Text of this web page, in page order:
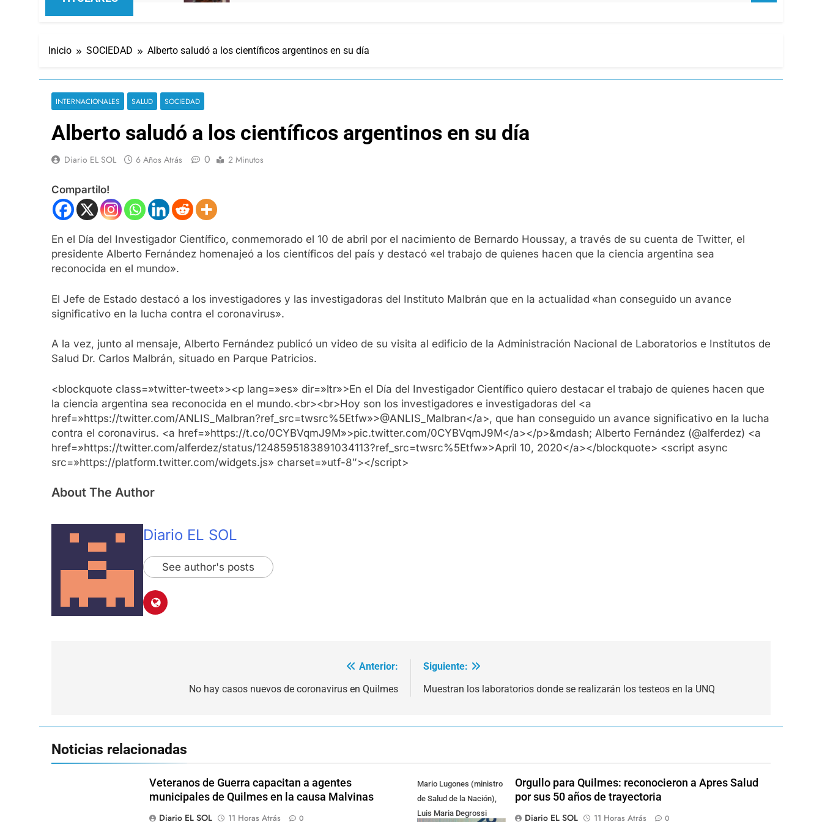
Inicio SOCIEDAD Alberto saludó a los científicos argentinos en su día
INTERNACIONALES SALUD SOCIEDAD
Alberto saludó a los científicos argentinos en su día
Diario EL SOL 6 Años Atrás 0 2 Minutos
Compartilo!
En el Día del Investigador Científico, conmemorado el 10 de abril por el nacimiento de Bernardo Houssay, a través de su cuenta de Twitter, el
presidente Alberto Fernández homenajeó a los científicos del país y destacó «el trabajo de quienes hacen que la ciencia argentina sea
reconocida en el mundo».
El Jefe de Estado destacó a los investigadores y las investigadoras del Instituto Malbrán que en la actualidad «han conseguido un avance
significativo en la lucha contra el coronavirus».
A la vez, junto al mensaje, Alberto Fernández publicó un video de su visita al edificio de la Administración Nacional de Laboratorios e Institutos de
Salud Dr. Carlos Malbrán, situado en Parque Patricios.
<blockquote class=»twitter-tweet»><p lang=»es» dir=»ltr»>En el Día del Investigador Científico quiero destacar el trabajo de quienes hacen que
la ciencia argentina sea reconocida en el mundo.<br><br>Hoy son los investigadores e investigadoras del <a
href=»https://twitter.com/ANLIS_Malbran?ref_src=twsrc%5Etfw»>@ANLIS_Malbran</a>, que han conseguido un avance significativo en la lucha
contra el coronavirus. <a href=»https://t.co/0CYBVqmJ9M»>pic.twitter.com/0CYBVqmJ9M</a></p>&mdash; Alberto Fernández (@alferdez) <a
href=»https://twitter.com/alferdez/status/1248595183891034113?ref_src=twsrc%5Etfw»>April 10, 2020</a></blockquote> <script async
src=»https://platform.twitter.com/widgets.js» charset=»utf-8″></script>
About The Author
Diario EL SOL
See author's posts
Anterior:
No hay casos nuevos de coronavirus en Quilmes
Siguiente:
Muestran los laboratorios donde se realizarán los testeos en la UNQ
Noticias relacionadas
Veteranos de Guerra capacitan a agentes
municipales de Quilmes en la causa Malvinas
Diario EL SOL
11 Horas Atrás 0
Mario Lugones (ministro
de Salud de la Nación),
Luis Maria Degrossi
Orgullo para Quilmes: reconocieron a Apres Salud
por sus 50 años de trayectoria
Diario EL SOL
11 Horas Atrás 0